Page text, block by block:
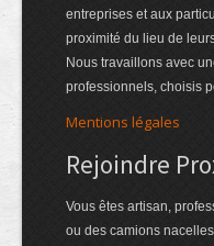
entreprises et aux
proximité du lieu de
Nous travaillons avec
professionnels, choisis
Mentions légales
Rejoindre
Vous êtes artisan,
ou des camions